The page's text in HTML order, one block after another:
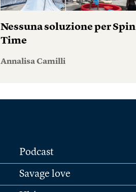
Nessuna soluzione per Spin
Time
Annalisa Camilli
Podcast
Savage love